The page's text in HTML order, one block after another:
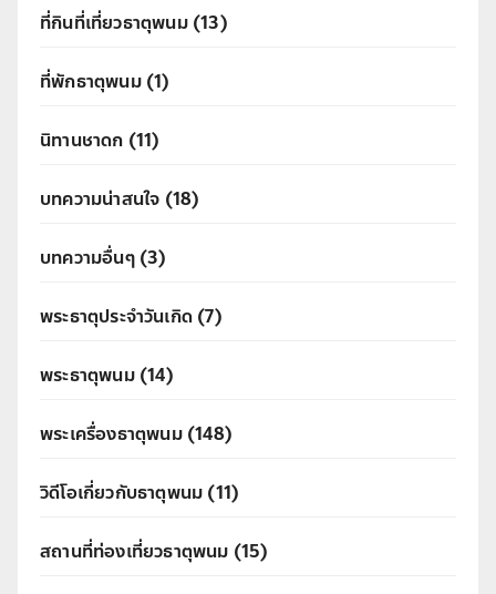
ที่กินที่เที่ยวธาตุพนม(13)
ที่พักธาตุพนม(1)
นิทานชาดก (11)
บทความน่าสนใจ (18)
บทความอื่นๆ(3)
พระธาตุประจำวันเกิด (7)
พระธาตุพนม(14)
พระเครื่องธาตุพนม(148)
วิดีโอเกี่ยวกับธาตุพนม (11)
สถานที่ท่องเที่ยวธาตุพนม (15)